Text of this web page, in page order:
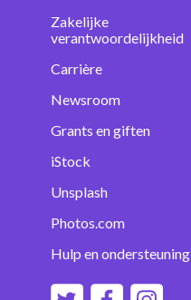
Zakelijke
verantwoordelijkheid
Carrière
Newsroom
Grants en giften
iStock
Unsplash
Photos.com
Hulp en ondersteuning